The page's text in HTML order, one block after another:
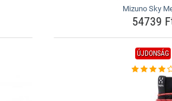
Mizuno Sky
54739
ÚJDONSÁG